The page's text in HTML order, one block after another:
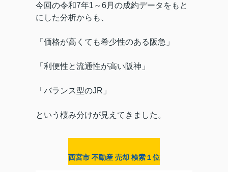
今回の令和7年1～6月の成約データをもと
にした分析からも、
「価格が高くても希少性のある阪急」
「利便性と流通性が高い阪神」
「バランス型のJR」
という棲み分けが見えてきました。
西宮市 不動産 売却 検索１位